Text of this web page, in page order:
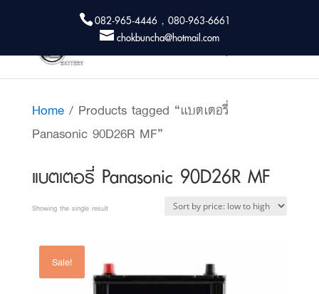
082-965-4446 , 080-963-6661
chokbuncha@hotmail.com
Home/ Products tagged “แบตเตอรี่
Panasonic 90D26R MF”
แบตเตอรี่ Panasonic 90D26R MF
Showing the single result
Sale!